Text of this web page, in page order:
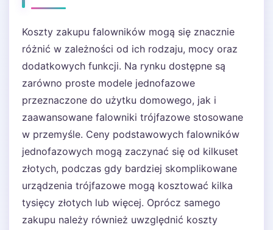
Koszty zakupu falowników mogą się znacznie
różnić w zależności od ich rodzaju, mocy oraz
dodatkowych funkcji. Na rynku dostępne są
zarówno proste modele jednofazowe
przeznaczone do użytku domowego, jak i
zaawansowane falowniki trójfazowe stosowane
w przemyśle. Ceny podstawowych falowników
jednofazowych mogą zaczynać się od kilkuset
złotych, podczas gdy bardziej skomplikowane
urządzenia trójfazowe mogą kosztować kilka
tysięcy złotych lub więcej. Oprócz samego
zakupu należy również uwzględnić koszty